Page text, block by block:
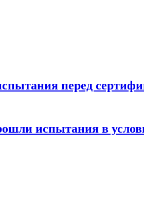
перед
испытания в